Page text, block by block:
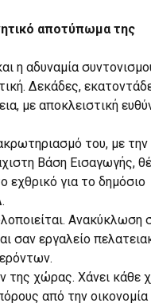
αποτύπωμα της
η αδυναμία
Δεκάδες,
με αποκλειστική
του, με την
Βάση Εισαγωγής,
εχθρικό για το δημόσιο
Ανακύκλωση
σαν εργαλείο
της χώρας. Χάνει κάθε
από την